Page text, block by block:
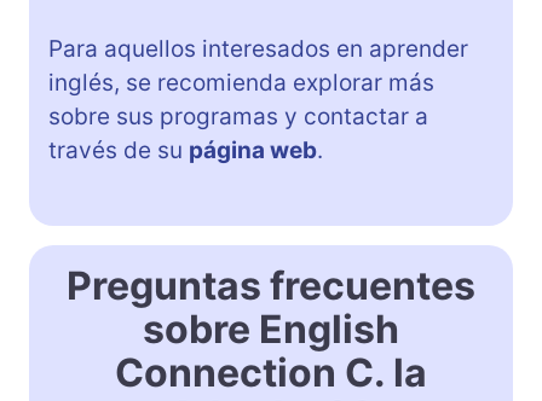
Para aquellos interesados en aprender
inglés, se recomienda explorar más
sobre sus programas y contactar a
través de su página web.
Preguntas frecuentes
sobre English
Connection C. la